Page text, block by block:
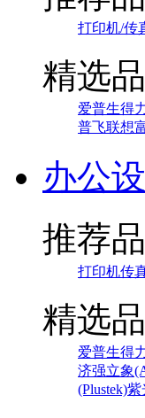
打印机/传
精选
爱普生得
普飞联想
办公
推荐
打印机传
精选
爱普生得
济强立象
(Plustek)紫